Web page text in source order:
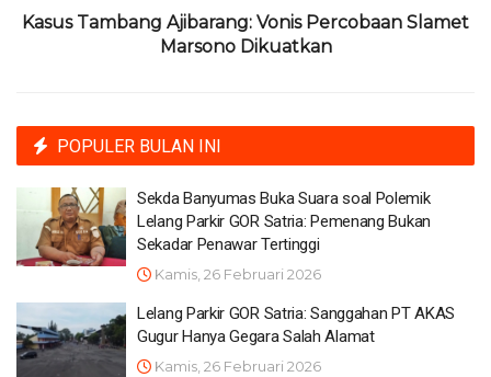
Kasus Tambang Ajibarang: Vonis Percobaan Slamet
Marsono Dikuatkan
POPULER BULAN INI
Sekda Banyumas Buka Suara soal Polemik
Lelang Parkir GOR Satria: Pemenang Bukan
Sekadar Penawar Tertinggi
Kamis, 26 Februari 2026
Lelang Parkir GOR Satria: Sanggahan PT AKAS
Gugur Hanya Gegara Salah Alamat
Kamis, 26 Februari 2026